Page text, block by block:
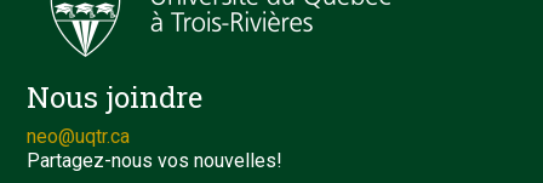
Nous joindre
neo@uqtr.ca
Partagez-nous vos nouvelles!